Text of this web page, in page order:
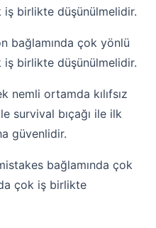
iş birlikte düşünülmelidir.
bağlamında çok yönlü
iş birlikte düşünülmelidir.
nemli ortamda kılıfsız
survival bıçağı ile ilk
güvenlidir.
bağlamında çok
çok iş birlikte